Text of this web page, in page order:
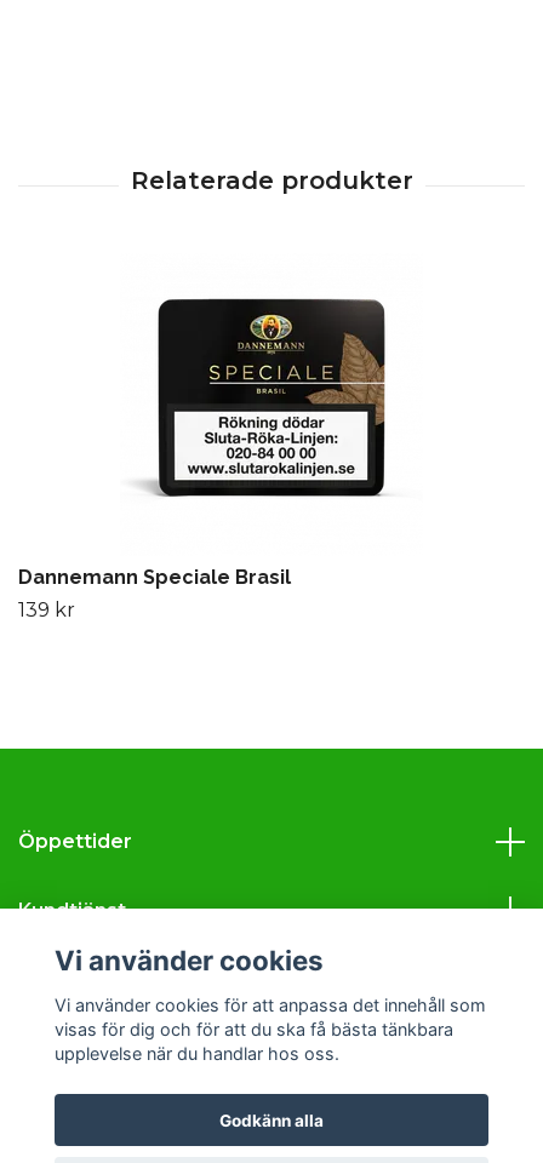
Dannemann Speciale Brasil
139 kr
Öppettider
Kundtjänst
Läs mer
Sociala medier
Vi använder cookies
Vi använder cookies för att anpassa det innehåll som
visas för dig och för att du ska få bästa tänkbara
upplevelse när du handlar hos oss.
Godkänn alla